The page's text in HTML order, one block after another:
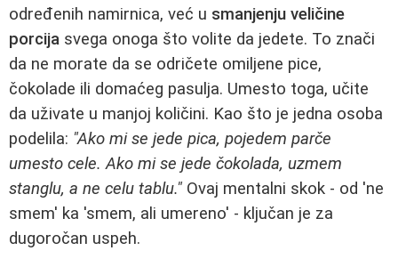
određenih namirnica, već u smanjenju veličine
porcija svega onoga što volite da jedete. To znači
da ne morate da se odričete omiljene pice,
čokolade ili domaćeg pasulja. Umesto toga, učite
da uživate u manjoj količini. Kao što je jedna osoba
podelila: "Ako mi se jede pica, pojedem parče
umesto cele. Ako mi se jede čokolada, uzmem
stanglu, a ne celu tablu." Ovaj mentalni skok - od 'ne
smem' ka 'smem, ali umereno' - ključan je za
dugoročan uspeh.